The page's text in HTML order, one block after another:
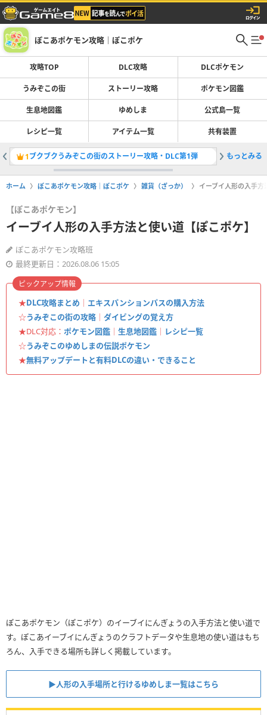
ぽこあポケモン攻略｜ぽこポケ
攻略TOP DLC攻略 DLCポケモン
うみぞこの街 ストーリー攻略 ポケモン図鑑
生息地図鑑 ゆめしま 公式島一覧
レシピ一覧 アイテム一覧 共有装置
1ブクブクうみぞこの街のストーリー攻略・DLC第1弾 2ポケモ
もっとみる
ホーム ぽこあポケモン攻略｜ぽこポケ 雑貨（ざっか） イーブイ人形の入手
【ぽこあポケモン】
イーブイ人形の入手方法と使い道【ぽこポケ】
ぽこあポケモン攻略班
最終更新日：2026.08.06 15:05
★DLC攻略まとめ ｜ エキスパンションパスの購入方法
☆うみぞこの街の攻略 ｜ ダイビングの覚え方
★DLC対応： ポケモン図鑑 ｜ 生息地図鑑 ｜ レシピ一覧
☆うみぞこのゆめしまの伝説ポケモン
★無料アップデートと有料DLCの違い・できること
ピックアップ情報
ぽこあポケモン（ぽこポケ）のイーブイにんぎょうの入手方法と使い道で
す。ぽこあイーブイにんぎょうのクラフトデータや生息地の使い道はもち
ろん、入手できる場所も詳しく掲載しています。
▶︎人形の入手場所と行けるゆめしま一覧はこちら